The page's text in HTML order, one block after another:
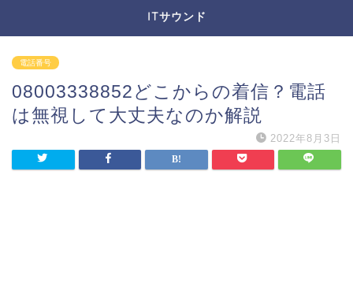
ITサウンド
電話番号
08003338852どこからの着信？電話
は無視して大丈夫なのか解説
2022年8月3日